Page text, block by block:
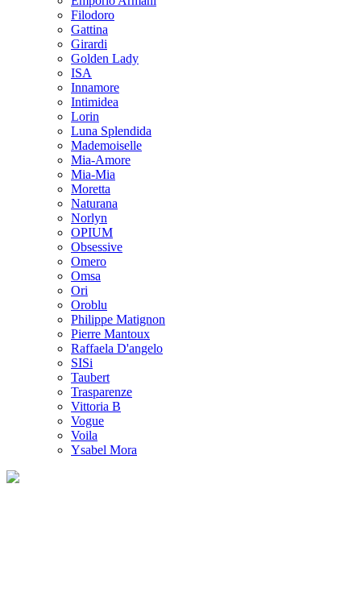
Filodoro
Gattina
Girardi
Golden Lady
ISA
Innamore
Intimidea
Lorin
Luna Splendida
Mademoiselle
Mia-Amore
Mia-Mia
Moretta
Naturana
Norlyn
OPIUM
Obsessive
Omero
Omsa
Ori
Oroblu
Philippe Matignon
Pierre Mantoux
Raffaela D'angelo
SISi
Taubert
Trasparenze
Vittoria B
Vogue
Voila
Ysabel Mora